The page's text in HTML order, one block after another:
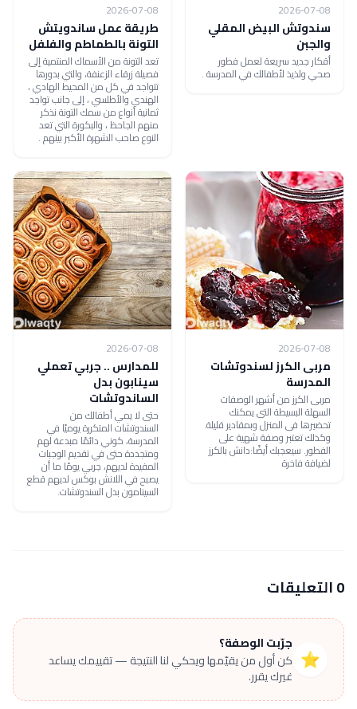
2026-07-08
سندوتش البيض المقلي
والجبن
أقكار جديد سريعة لعمل فطور
صحي ولذيذ لأطفالك في المدرسة .
2026-07-08
طريقة عمل ساندويتش
التونة بالطماطم والفلفل
تعد التونة من الأسماك المنتمية إلى
فصيلة زرقاء الزعنفة، والتي بدورها
تتواجد في كل من المحيط الهادي ،
الهندي والأطلسي ، إلى جانب تواجد
ثمانية أنواع من سمك التونة نذكر
منهم الجاحظ ، والبكورة التي تعد
النوع صاحب الشهرة الأكبر بينهم .
2026-07-08
مربى الكرز لسندوتشات
المدرسة
مربى الكرز من أشهر الوصفات
السهلة البسيطة التى يمكنك
تحضيرها فى المنزل وبمقادير قليلة.
وكذلك تعتبر وصفة شهية على
الفطور. سيعجبك أيضًا:دانش بالكرز
لضيافة فاخرة
2026-07-08
للمدارس .. جربي تعملي
سينابون بدل
الساندوتشات
حتى لا يمي أطفالك من
السندوتشات المتكررة يوميًا في
المدرسة، كوني دائمًا مبدعة لهم
ومتجددة حتى في تقديم الوجبات
المفيدة لديهم، جربي يومًا ما أن
يصبح في اللانش بوكس لديهم قطع
السينامون بدل السندوتشات.
0 التعليقات
⭐
جرّبت الوصفة؟
كن أول من يقيّمها ويحكي لنا النتيجة — تقييمك يساعد
غيرك يقرر.